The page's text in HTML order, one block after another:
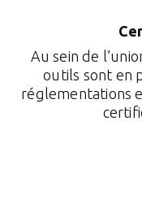
Au sein de
outils sont en
réglementations